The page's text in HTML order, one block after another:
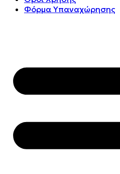
Φόρμα Υπαναχώρησης